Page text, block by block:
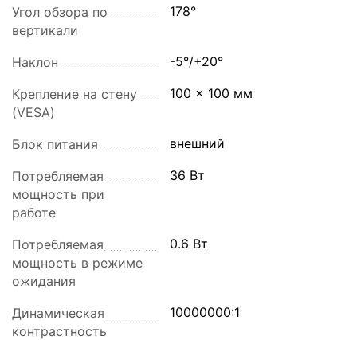
Угол обзора по
вертикали
178°
Наклон -5°/+20°
Крепление на стену
(VESA)
100 x 100 мм
Блок питания внешний
Потребляемая
мощность при
работе
36 Вт
Потребляемая
мощность в режиме
ожидания
0.6 Вт
Динамическая
контрастность
10000000:1